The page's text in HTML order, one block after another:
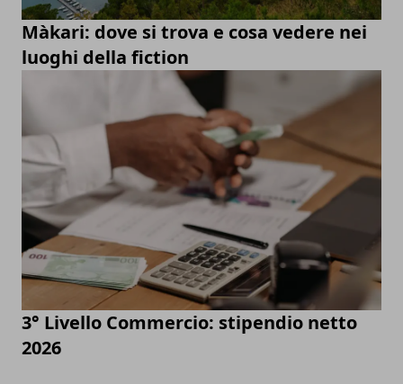
Màkari: dove si trova e cosa vedere nei
luoghi della fiction
3° Livello Commercio: stipendio netto
2026